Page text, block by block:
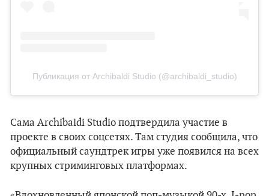
Публикация от Archibaldi Studio (@archibaldi_studio)
Сама Archibaldi Studio подтвердила участие в
проекте в своих соцсетях. Там студия сообщила, что
официальный саундтрек игры уже появился на всех
крупных стриминговых платформах.